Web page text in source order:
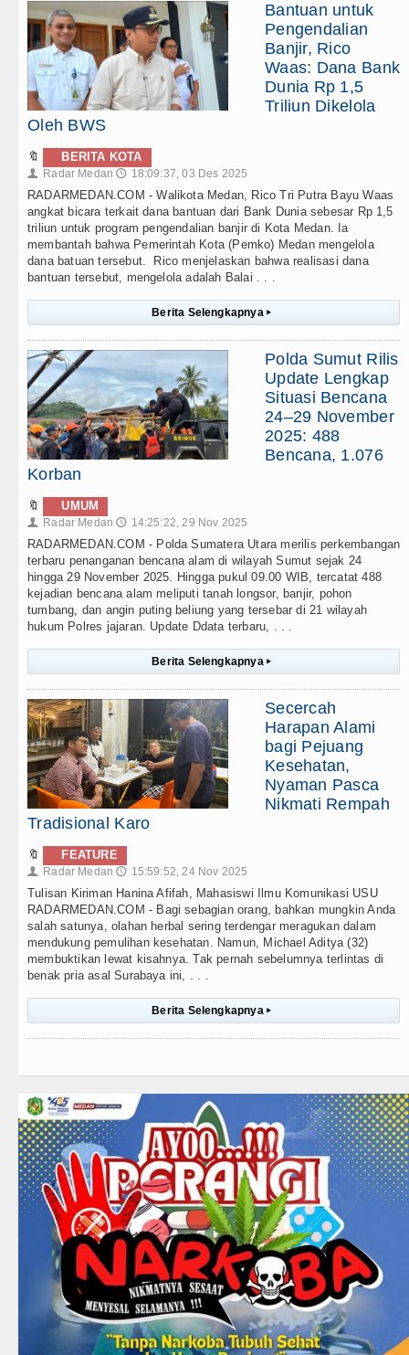
Bantuan untuk
Pengendalian
Banjir, Rico
Waas: Dana Bank
Dunia Rp 1,5
Triliun Dikelola
Oleh BWS
🔖 BERITA KOTA
👤 Radar Medan 🕔 18:09:37, 03 Des 2025
RADARMEDAN.COM - Walikota Medan, Rico Tri Putra Bayu Waas
angkat bicara terkait dana bantuan dari Bank Dunia sebesar Rp 1,5
triliun untuk program pengendalian banjir di Kota Medan. Ia
membantah bahwa Pemerintah Kota (Pemko) Medan mengelola
dana batuan tersebut. Rico menjelaskan bahwa realisasi dana
bantuan tersebut, mengelola adalah Balai . . .
Berita Selengkapnya ▸
Polda Sumut Rilis
Update Lengkap
Situasi Bencana
24–29 November
2025: 488
Bencana, 1.076
Korban
🔖 UMUM
👤 Radar Medan 🕔 14:25:22, 29 Nov 2025
RADARMEDAN.COM - Polda Sumatera Utara merilis perkembangan
terbaru penanganan bencana alam di wilayah Sumut sejak 24
hingga 29 November 2025. Hingga pukul 09.00 WIB, tercatat 488
kejadian bencana alam meliputi tanah longsor, banjir, pohon
tumbang, dan angin puting beliung yang tersebar di 21 wilayah
hukum Polres jajaran. Update Ddata terbaru, . . .
Berita Selengkapnya ▸
Secercah
Harapan Alami
bagi Pejuang
Kesehatan,
Nyaman Pasca
Nikmati Rempah
Tradisional Karo
🔖 FEATURE
👤 Radar Medan 🕔 15:59:52, 24 Nov 2025
Tulisan Kiriman Hanina Afifah, Mahasiswi Ilmu Komunikasi USU
RADARMEDAN.COM - Bagi sebagian orang, bahkan mungkin Anda
salah satunya, olahan herbal sering terdengar meragukan dalam
mendukung pemulihan kesehatan. Namun, Michael Aditya (32)
membuktikan lewat kisahnya. Tak pernah sebelumnya terlintas di
benak pria asal Surabaya ini, . . .
Berita Selengkapnya ▸